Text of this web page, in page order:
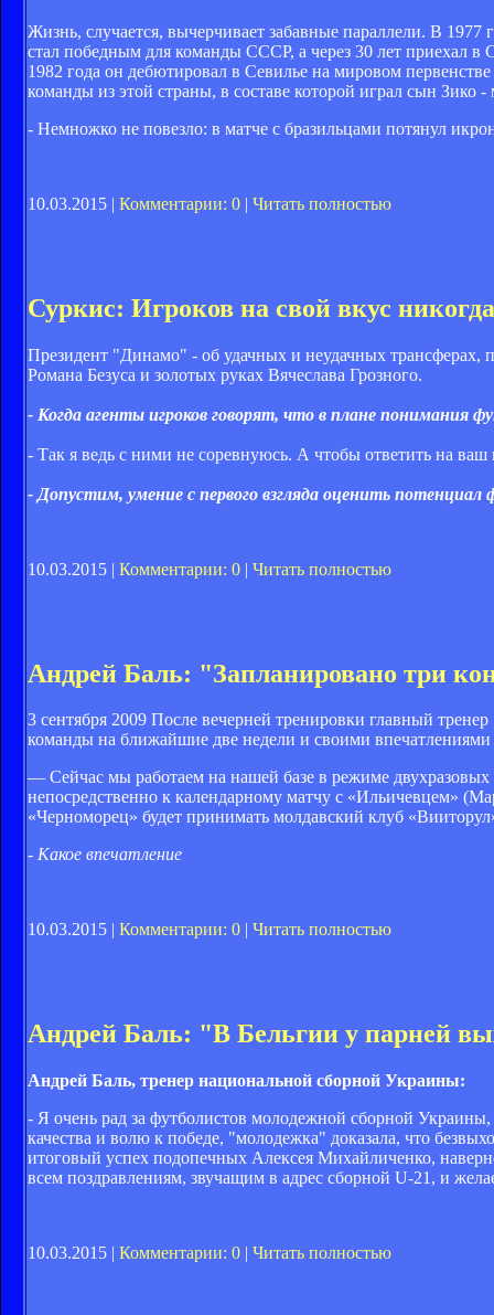
Жизнь, случается, вычерчивает забавные параллели. В 1977
стал победным для команды СССР, а через 30 лет приехал
1982 года он дебютировал в Севилье на мировом
команды из этой страны, в составе которой играл сын Зико
- Немножко не повезло: в матче с бразильцами потянул
10.03.2015 | Комментарии: 0 | Читать полностью
Суркис: Игроков на свой вкус
Президент "Динамо" - об удачных и неудачных
Романа Безуса и золотых руках Вячеслава Грозного.
- Когда агенты игроков говорят, что в плане понимания
- Так я ведь с ними не соревнуюсь. А чтобы ответить на
- Допустим, умение с первого взгляда оценить потенциал
10.03.2015 | Комментарии: 0 | Читать полностью
Андрей Баль: "Запланировано три
3 сентября 2009 После вечерней тренировки главный
команды на ближайшие две недели и своими
— Сейчас мы работаем на нашей базе в режиме двухразовых
непосредственно к календарному матчу с «Ильичевцем»
«Черноморец» будет принимать молдавский клуб
- Какое впечатление
10.03.2015 | Комментарии: 0 Читать полностью
Андрей Баль: "В Бельгии у парней
Андрей Баль, тренер национальной сборной Украины:
- Я очень рад за футболистов молодежной сборной
качества и волю к победе, "молодежка" доказала, что
итоговый успех подопечных Алексея Михайличенко,
всем поздравлениям, звучащим в адрес сборной U-21, и
10.03.2015 | Комментарии: 0 | Читать полностью